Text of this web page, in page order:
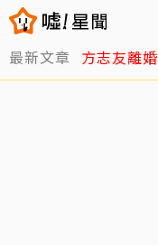
最新文章 方志友離婚